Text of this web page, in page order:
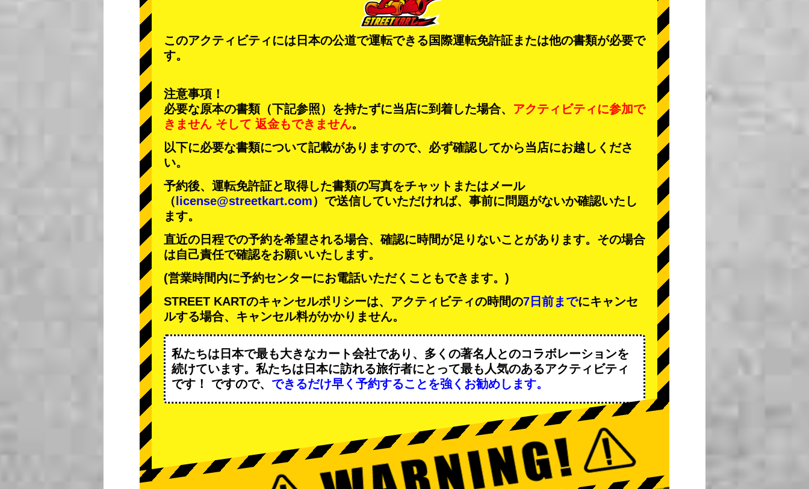
このアクティビティには日本の公道で運転できる国際運転免許証または他の書類が必要で
す。
注意事項！
必要な原本の書類（下記参照）を持たずに当店に到着した場合、 アクティビティに参加で
きません そして 返金もできません。
以下に必要な書類について記載がありますので、必ず確認してから当店にお越しくださ
い。
予約後、運転免許証と取得した書類の写真をチャットまたはメール
（ license@streetkart.com）で送信していただければ、事前に問題がないか確認いたし
ます。
直近の日程での予約を希望される場合、確認に時間が足りないことがあります。その場合
は自己責任で確認をお願いいたします。
(営業時間内に予約センターにお電話いただくこともできます。)
STREET KARTのキャンセルポリシーは、アクティビティの時間の7日前までにキャンセ
ルする場合、キャンセル料がかかりません。
私たちは日本で最も大きなカート会社であり、 多くの著名人 とのコラボレーションを
続けています。私たちは日本に訪れる旅行者にとって最も人気のあるアクティビティ
です！ ですので、 できるだけ早く予約することを強くお勧めします。